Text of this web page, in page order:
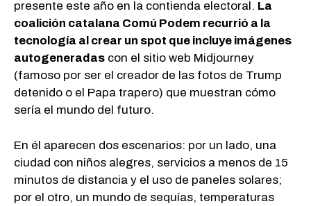
presente este año en la contienda electoral. La
coalición catalana Comú Podem recurrió a la
tecnología al crear un spot que incluye imágenes
autogeneradas con el sitio web Midjourney
(famoso por ser el creador de las fotos de Trump
detenido o el Papa trapero) que muestran cómo
sería el mundo del futuro.
En él aparecen dos escenarios: por un lado, una
ciudad con niños alegres, servicios a menos de 15
minutos de distancia y el uso de paneles solares;
por el otro, un mundo de sequías, temperaturas